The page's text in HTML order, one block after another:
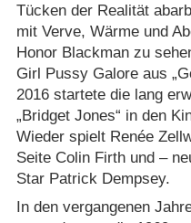
Tücken der Realität
mit Verve, Wärme und
Honor Blackman zu
Girl Pussy Galore aus
2016 startete die lang
„Bridget Jones“ in den
Wieder spielt Renée
Seite Colin Firth und –
Star Patrick Dempsey.
In den vergangenen